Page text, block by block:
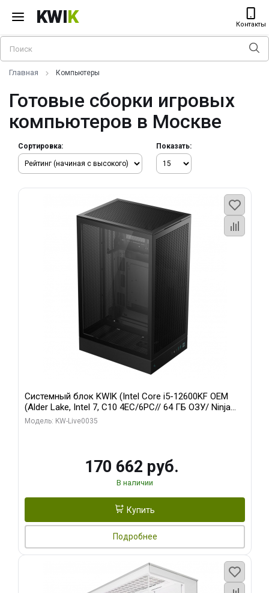
KWIK Контакты
Главная Компьютеры
Готовые сборки игровых
компьютеров в Москве
Сортировка: Показать:
Системный блок KWIK (Intel Core i5-12600KF OEM
(Alder Lake, Intel 7, C10 4EC/6PC// 64 ГБ ОЗУ/ Ninja
Sinotex GTX1650 4GB 128bit GDDR6 DVI DP HDMI 2/
Модель: KW-Live0035
170 662 руб.
В наличии
Купить
Подробнее